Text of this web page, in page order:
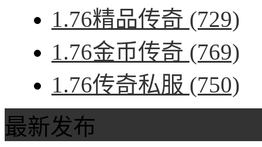
1.76精品传奇 (729)
1.76金币传奇 (769)
1.76传奇私服 (750)
最新发布